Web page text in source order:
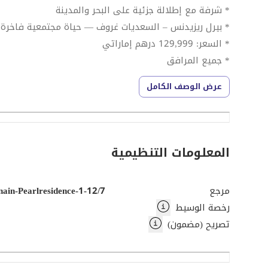
* شرفة مع إطلالة جزئية على البحر والمدينة
* بيرل ريزيدنس – السعديات غروف — حياة مجتمعية فاخرة
* السعر: 129,999 درهم إماراتي
* جميع المرافق
مرافق المبنى والمجتمع
* مسبح
* صالة ألعاب رياضية مجهزة بالكامل
* أمن وكاميرات مراقبة على مدار الساعة
* مصاعد عالية السرعة
* منطقة لعب للأطفال
* خدمات التجزئة والمطاعم المجتمعية
* قريب من شاطئ السعديات
عرض الوصف الكامل
المعلومات التنظيمية
مرجع
Pearlresidence-1-12/7
رخصة الوسيط
تصريح (مضمون)